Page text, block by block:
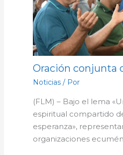
Oración conjunta
Noticias/ Por
(FLM) – Bajo el lema
espiritual compartido
esperanza»,
organizaciones